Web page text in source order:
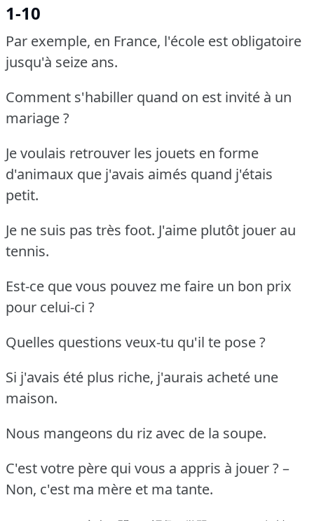
1-10
Par exemple, en France, l'école est obligatoire
jusqu'à seize ans.
Comment s'habiller quand on est invité à un
mariage ?
Je voulais retrouver les jouets en forme
d'animaux que j'avais aimés quand j'étais
petit.
Je ne suis pas très foot. J'aime plutôt jouer au
tennis.
Est-ce que vous pouvez me faire un bon prix
pour celui-ci ?
Quelles questions veux-tu qu'il te pose ?
Si j'avais été plus riche, j'aurais acheté une
maison.
Nous mangeons du riz avec de la soupe.
C'est votre père qui vous a appris à jouer ?–
Non, c'est ma mère et ma tante.